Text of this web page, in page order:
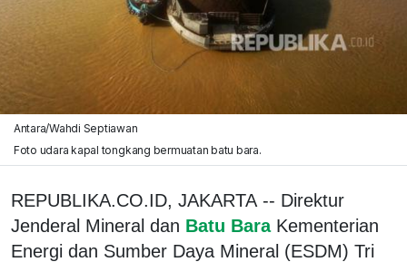
Antara/Wahdi Septiawan
Foto udara kapal tongkang bermuatan batu bara.
REPUBLIKA.CO.ID, JAKARTA -- Direktur
Jenderal Mineral dan Batu Bara Kementerian
Energi dan Sumber Daya Mineral (ESDM) Tri